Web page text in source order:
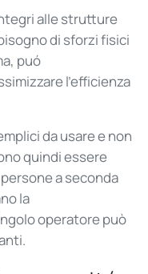
alle strutture
di sforzi fisici
puó
l’efficienza
da usare e non
quindi essere
a seconda
la
operatore può